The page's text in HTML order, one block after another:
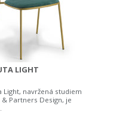
LIGHT
Light, navržená studiem
Partners Design, je